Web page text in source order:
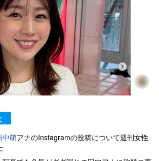
中萌アナのInstagramの投稿について週刊女性